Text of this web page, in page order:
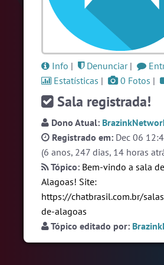
#Brasil
#RadioModao
#Brazink
Ver todas as salas
🎁 Promoção 🛍 Crie seu Chat
com Site e Chat Bot 🤖 de
English Português
Info | Denunciar|
Estatísticas | 0 Fotos |
Sala registrada!
Dono Atual:
Registrado em: Dec 06
(6 anos, 247 dias, 14 horas
Tópico: Bem-vindo a sala
Alagoas! Site:
https://chatbrasil.com.br/
de-alagoas
Tópico editado por: